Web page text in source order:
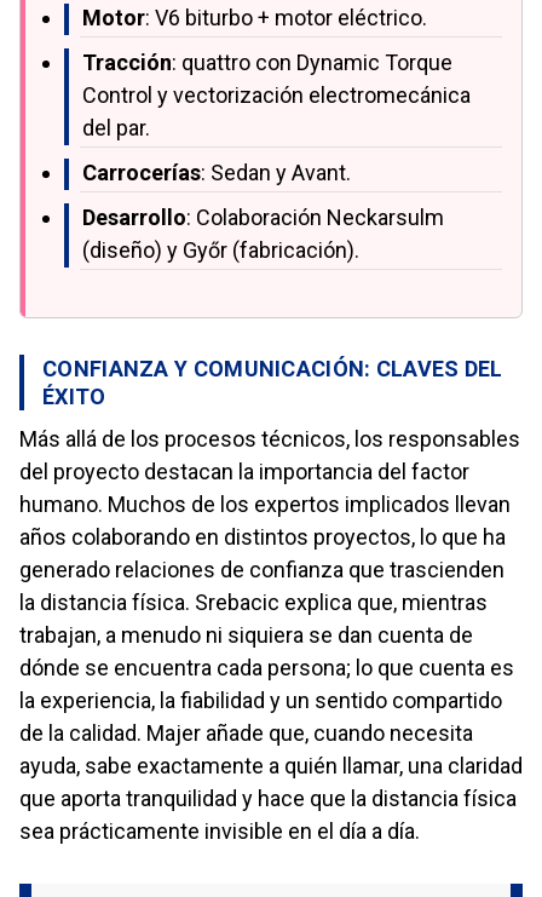
Motor: V6 biturbo + motor eléctrico.
Tracción: quattro con Dynamic Torque
Control y vectorización electromecánica
del par.
Carrocerías: Sedan y Avant.
Desarrollo: Colaboración Neckarsulm
(diseño) y Győr (fabricación).
CONFIANZA Y COMUNICACIÓN: CLAVES DEL
ÉXITO
Más allá de los procesos técnicos, los responsables
del proyecto destacan la importancia del factor
humano. Muchos de los expertos implicados llevan
años colaborando en distintos proyectos, lo que ha
generado relaciones de confianza que trascienden
la distancia física. Srebacic explica que, mientras
trabajan, a menudo ni siquiera se dan cuenta de
dónde se encuentra cada persona; lo que cuenta es
la experiencia, la fiabilidad y un sentido compartido
de la calidad. Majer añade que, cuando necesita
ayuda, sabe exactamente a quién llamar, una claridad
que aporta tranquilidad y hace que la distancia física
sea prácticamente invisible en el día a día.